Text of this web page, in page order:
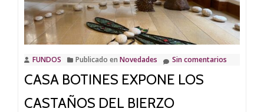
Gaudí’
para
despedir
el
verano
FUNDOS Publicado en Novedades Sin comentarios
CASA BOTINES EXPONE LOS
CASTAÑOS DEL BIERZO